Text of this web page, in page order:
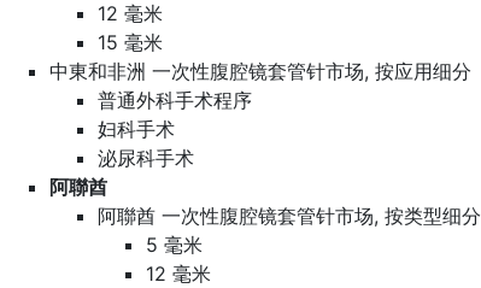
12 毫米
15 毫米
中東和非洲 一次性腹腔镜套管针市场, 按应用细分
普通外科手术程序
妇科手术
泌尿科手术
阿聯酋
阿聯酋 一次性腹腔镜套管针市场, 按类型细分
5 毫米
12 毫米